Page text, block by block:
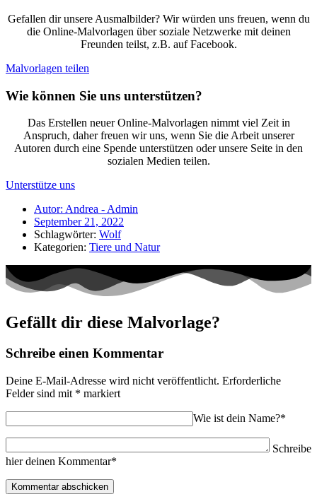
Gefallen dir unsere Ausmalbilder? Wir würden uns freuen, wenn du
die Online-Malvorlagen über soziale Netzwerke mit deinen
Freunden teilst, z.B. auf Facebook.
Malvorlagen teilen
Wie können Sie uns unterstützen?
Das Erstellen neuer Online-Malvorlagen nimmt viel Zeit in
Anspruch, daher freuen wir uns, wenn Sie die Arbeit unserer
Autoren durch eine Spende unterstützen oder unsere Seite in den
sozialen Medien teilen.
Unterstütze uns
Autor: Andrea - Admin
September 21, 2022
Schlagwörter: Wolf
Kategorien: Tiere und Natur
Gefällt dir diese Malvorlage?
Schreibe einen Kommentar
Deine E-Mail-Adresse wird nicht veröffentlicht. Erforderliche
Felder sind mit * markiert
Wie ist dein Name?*
Schreibe
hier deinen Kommentar*